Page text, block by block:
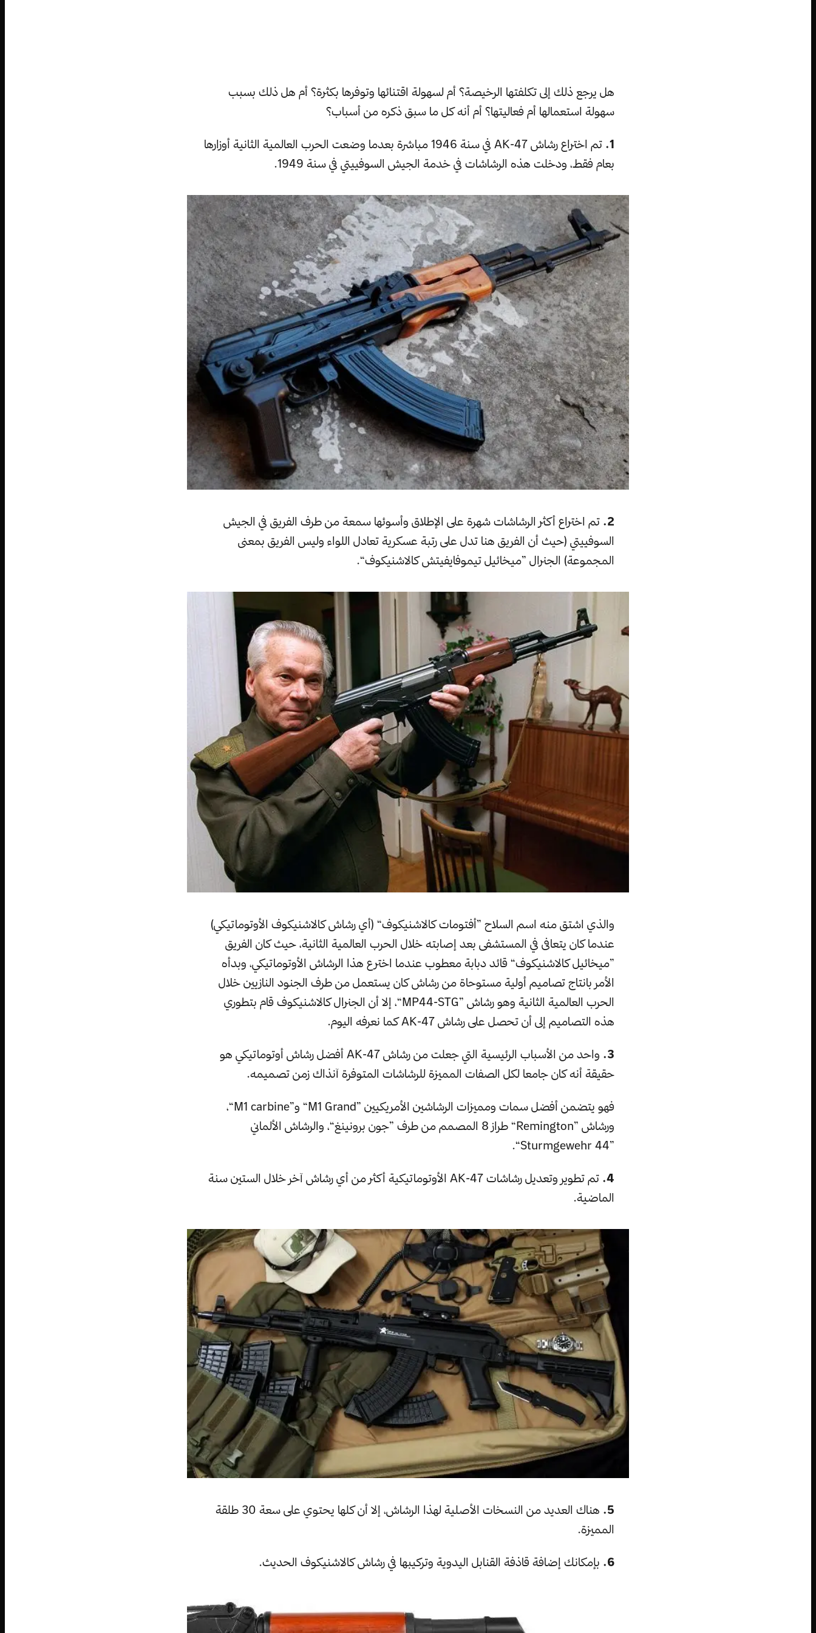
هل يرجع ذلك إلى تكلفتها الرخيصة؟ أم لسهولة اقتنائها وتوفرها بكثرة؟ أم هل ذلك بسبب
سهولة استعمالها أم فعاليتها؟ أم أنه كل ما سبق ذكره من أسباب؟
1.
تم اختراع رشاش AK-47 في سنة 1946 مباشرة بعدما وضعت الحرب العالمية الثانية أوزارها
بعام فقط، ودخلت هذه الرشاشات في خدمة الجيش السوفييتي في سنة 1949.
2. تم اختراع أكثر الرشاشات شهرة على الإطلاق وأسوئها سمعة من طرف الفريق في الجيش
السوفييتي (حيث أن الفريق هنا تدل على رتبة عسكرية تعادل اللواء وليس الفريق بمعنى
المجموعة) الجنرال ”ميخائيل تيموفايفيتش كالاشنيكوف“.
والذي اشتق منه اسم السلاح ”أفتومات كالاشنيكوف“ (أي رشاش كالاشنيكوف الأوتوماتيكي)
عندما كان يتعافى في المستشفى بعد إصابته خلال الحرب العالمية الثانية، حيث كان الفريق
”ميخائيل كالاشنيكوف“ قائد دبابة معطوب عندما اخترع هذا الرشاش الأوتوماتيكي، وبدأه
الأمر بانتاج تصاميم أولية مستوحاة من رشاش كان يستعمل من طرف الجنود النازيين خلال
الحرب العالمية الثانية وهو رشاش ”MP44-STG“، إلا أن الجنرال كالاشنيكوف قام بتطوري
هذه التصاميم إلى أن تحصل على رشاش AK-47 كما نعرفه اليوم.
3.
واحد من الأسباب الرئيسية التي جعلت من رشاش AK-47 أفضل رشاش أوتوماتيكي هو
حقيقة أنه كان جامعا لكل الصفات المميزة للرشاشات المتوفرة آنذاك زمن تصميمه.
فهو يتضمن أفضل سمات ومميزات الرشاشين الأمريكيين ”M1 Grand“ و”M1 carbine“،
ورشاش ”Remington“ طراز 8 المصمم من طرف ”جون برونينغ“، والرشاش الألماني
”Sturmgewehr 44“.
4.
تم تطوير وتعديل رشاشات AK-47 الأوتوماتيكية أكثر من أي رشاش آخر خلال الستين سنة
الماضية.
5.
هناك العديد من النسخات الأصلية لهذا الرشاش، إلا أن كلها يحتوي على سعة 30 طلقة
المميزة.
6. بإمكانك إضافة قاذفة القنابل اليدوية وتركيبها في رشاش كالاشنيكوف الحديث.